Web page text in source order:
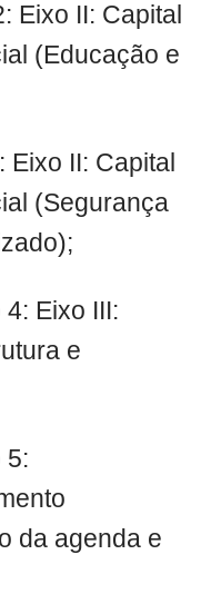
Eixo II: Capital
(Educação e
II: Capital
(Segurança
Eixo III:
e
5:
da agenda e